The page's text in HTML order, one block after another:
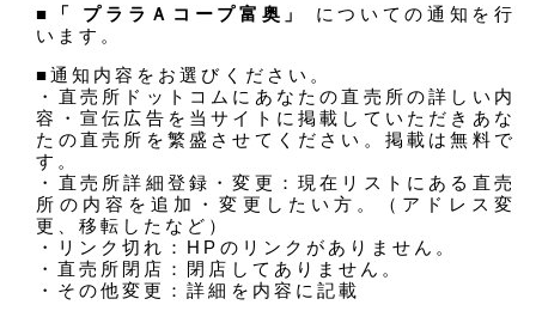
■「 プララＡコープ富奥」 についての通知を行
います。
■通知内容をお選びください。
・直売所ドットコムにあなたの直売所の詳しい内
容・宣伝広告を当サイトに掲載していただきあな
たの直売所を繁盛させてください。掲載は無料で
す。
・直売所詳細登録・変更：現在リストにある直売
所の内容を追加・変更したい方。（アドレス変
更、移転したなど）
・リンク切れ：HPのリンクがありません。
・直売所閉店：閉店してありません。
・その他変更：詳細を内容に記載